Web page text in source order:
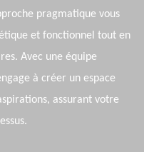
pragmatique vous
et fonctionnel tout en
Avec une équipe
à créer un espace
assurant votre